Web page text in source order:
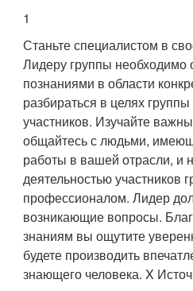
1
Станьте специалистом в
Лидеру группы необходимо
познаниями в области
разбираться в целях
участников. Изучайте
общайтесь с людьми,
работы в вашей отрасли, и
деятельностью участников
профессионалом. Лидер
возникающие вопросы.
знаниям вы ощутите
будете производить
знающего человека. X